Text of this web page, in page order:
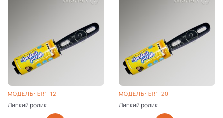
МОДЕЛЬ: ER1-12
Липкий ролик
МОДЕЛЬ: ER1-20
Липкий ролик